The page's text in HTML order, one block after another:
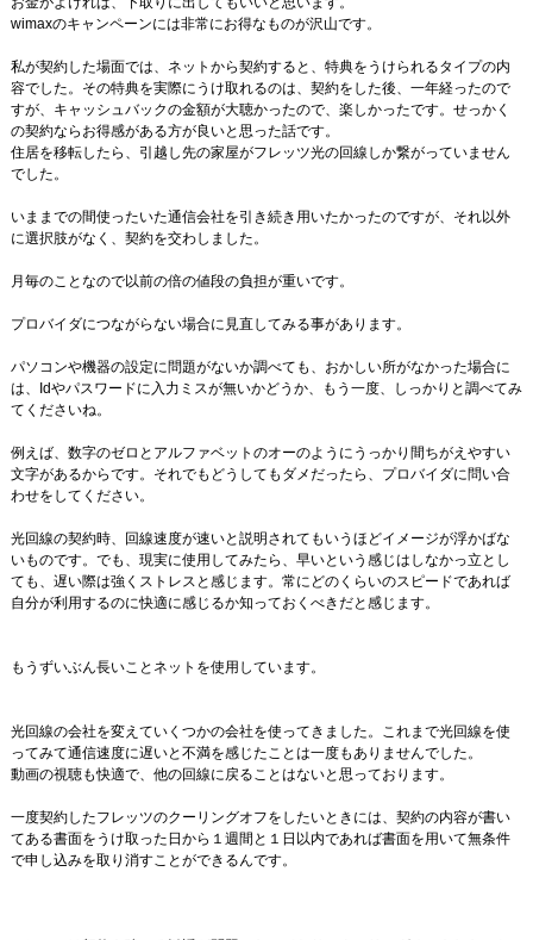
wimaxのキャンペーンには非常にお得なものが沢山です。
私が契約した場面では、ネットから契約すると、特典をうけられるタイプの内
容でした。その特典を実際にうけ取れるのは、契約をした後、一年経ったので
すが、キャッシュバックの金額が大聴かったので、楽しかったです。せっかく
の契約ならお得感がある方が良いと思った話です。
住居を移転したら、引越し先の家屋がフレッツ光の回線しか繋がっていません
でした。
いままでの間使ったいた通信会社を引き続き用いたかったのですが、それ以外
に選択肢がなく、契約を交わしました。
月毎のことなので以前の倍の値段の負担が重いです。
プロバイダにつながらない場合に見直してみる事があります。
パソコンや機器の設定に問題がないか調べても、おかしい所がなかった場合に
は、Idやパスワードに入力ミスが無いかどうか、もう一度、しっかりと調べてみ
てくださいね。
例えば、数字のゼロとアルファベットのオーのようにうっかり間ちがえやすい
文字があるからです。それでもどうしてもダメだったら、プロバイダに問い合
わせをしてください。
光回線の契約時、回線速度が速いと説明されてもいうほどイメージが浮かばな
いものです。でも、現実に使用してみたら、早いという感じはしなかっ立とし
ても、遅い際は強くストレスと感じます。常にどのくらいのスピードであれば
自分が利用するのに快適に感じるか知っておくべきだと感じます。
もうずいぶん長いことネットを使用しています。
光回線の会社を変えていくつかの会社を使ってきました。これまで光回線を使
ってみて通信速度に遅いと不満を感じたことは一度もありませんでした。
動画の視聴も快適で、他の回線に戻ることはないと思っております。
一度契約したフレッツのクーリングオフをしたいときには、契約の内容が書い
てある書面をうけ取った日から１週間と１日以内であれば書面を用いて無条件
で申し込みを取り消すことができるんです。